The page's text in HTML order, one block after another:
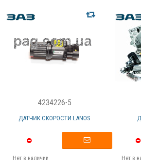
4234226-5
ДАТЧИК СКОРОСТИ LANOS
Нет в наличии Нет в